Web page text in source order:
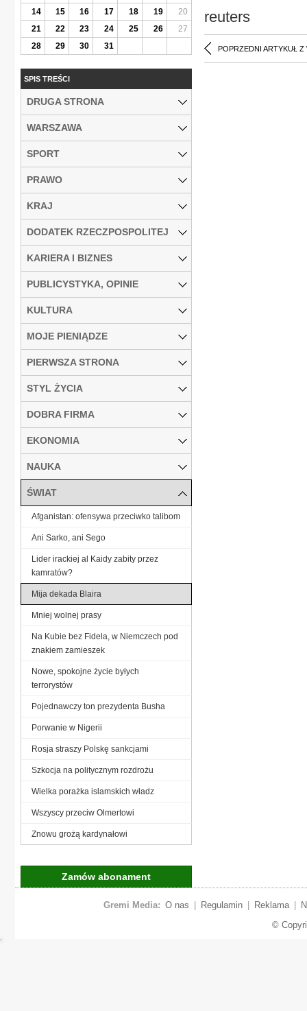
reuters
POPRZEDNI ARTYKUŁ Z
14
15 16 17 18 19
20
21
22 23 24 25 26
27
28
29 30 31
SPIS TREŚCI
DRUGA STRONA
WARSZAWA
SPORT
PRAWO
KRAJ
DODATEK RZECZPOSPOLITEJ
KARIERA I BIZNES
PUBLICYSTYKA, OPINIE
KULTURA
MOJE PIENIĄDZE
PIERWSZA STRONA
STYL ŻYCIA
DOBRA FIRMA
EKONOMIA
NAUKA
ŚWIAT
Afganistan: ofensywa przeciwko talibom
Ani Sarko, ani Sego
Lider irackiej al Kaidy zabity przez
kamratów?
Mija dekada Blaira
Mniej wolnej prasy
Na Kubie bez Fidela, w Niemczech pod
znakiem zamieszek
Nowe, spokojne życie byłych
terrorystów
Pojednawczy ton prezydenta Busha
Porwanie w Nigerii
Rosja straszy Polskę sankcjami
Szkocja na politycznym rozdrożu
Wielka porażka islamskich władz
Wszyscy przeciw Olmertowi
Znowu grożą kardynałowi
Zamów abonament
Gremi Media: O nas Regulamin Reklama
©